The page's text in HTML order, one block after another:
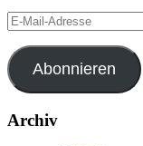
E-
Mail-
Adresse
Abonnieren
Archiv